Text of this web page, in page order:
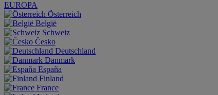
EUROPA
Österreich
België
Schweiz
Česko
Deutschland
Danmark
España
Finland
France